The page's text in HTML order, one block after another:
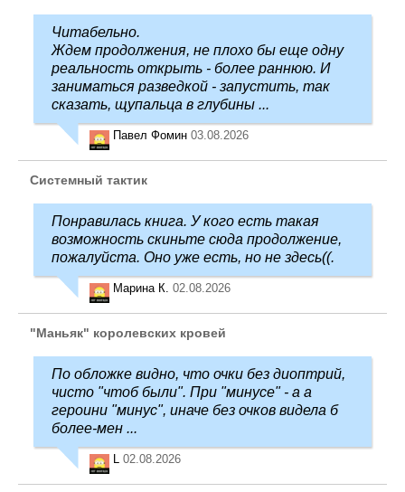
Читабельно.
Ждем продолжения, не плохо бы еще одну
реальность открыть - более раннюю. И
заниматься разведкой - запустить, так
сказать, щупальца в глубины ...
Павел Фомин 03.08.2026
Системный тактик
Понравилась книга. У кого есть такая
возможность скиньте сюда продолжение,
пожалуйста. Оно уже есть, но не здесь((.
Марина К. 02.08.2026
"Маньяк" королевских кровей
По обложке видно, что очки без диоптрий,
чисто "чтоб были". При "минусе" - а а
героини "минус", иначе без очков видела б
более-мен ...
L 02.08.2026